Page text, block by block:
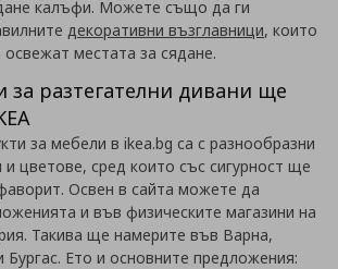
калъфи. Можете също да ги
декоративни възглавници, които
местата за сядане.
за разтегателни дивани ще
за мебели в ikea.bg са с разнообразни
цветове, сред които със сигурност ще
Освен в сайта можете да
и във физическите магазини на
Такива ще намерите във Варна,
Ето и основните предложения: